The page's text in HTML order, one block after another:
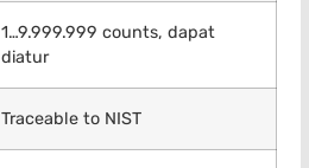
1…9.999.999 counts, dapat
diatur
Traceable to NIST